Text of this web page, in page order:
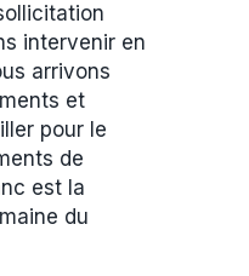
intervenir en
arrivons
et
pour le
de
est la
du